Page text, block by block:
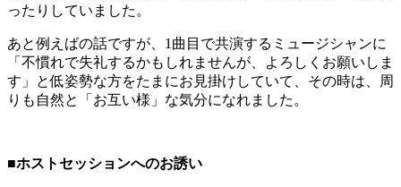
ったりしていました。
あと例えばの話ですが、1曲目で共演するミュージシャンに
「不慣れで失礼するかもしれませんが、よろしくお願いしま
す」と低姿勢な方をたまにお見掛けしていて、その時は、周
りも自然と「お互い様」な気分になれました。
■ホストセッションへのお誘い